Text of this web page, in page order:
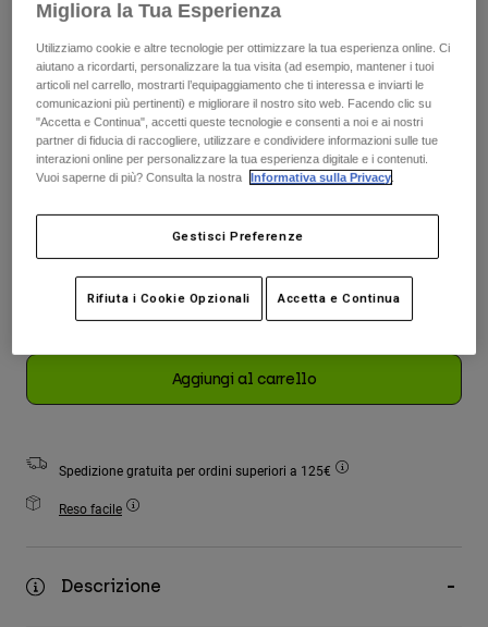
Esplora MTB
Product Help
Guida all'attrezzatura per MTB
Guida alla cura del casco
Esplora Moto
Product Help
Guida all'attrezzatura per motocross
Guida alla cura del casco
Guida alla cura degli Stivali
T-shirt
Felpe
Vedi tutto
Accessori
Borse e zaini
Altri Accessori
Vedi tutto
Giacche
Calze
Vedi tutto
Abbigliamento Casual
Tops
Giacche
Pantaloni​
Accessori
Borse e zaini
Tabella taglie
Taglia
Unica
selezionato
Nero/Argento
Aggiungi al carrello
Spedizione gratuita per ordini superiori a 125€
Reso facile
Descrizione
Migliora la Tua Esperienza
Utilizziamo cookie e altre tecnologie per ottimizzare la tua esperienza online. Ci
aiutano a ricordarti, personalizzare la tua visita (ad esempio, mantener i tuoi
articoli nel carrello, mostrarti l’equipaggiamento che ti interessa e inviarti le
comunicazioni più pertinenti) e migliorare il nostro sito web. Facendo clic su
"Accetta e Continua", accetti queste tecnologie e consenti a noi e ai nostri
partner di fiducia di raccogliere, utilizzare e condividere informazioni sulle tue
interazioni online per personalizzare la tua esperienza digitale e i contenuti.
Vuoi saperne di più? Consulta la nostra
Informativa sulla Privacy
Gestisci Preferenze
Rifiuta i Cookie Opzionali Accetta e Continua